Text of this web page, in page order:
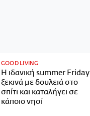
GOOD LIVING
Η ιδανική summer Friday
ξεκινά με δουλειά στο
σπίτι και καταλήγει σε
κάποιο νησί